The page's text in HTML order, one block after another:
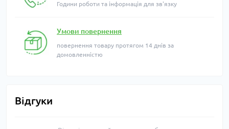
Години роботи та інформація для зв'язку
Умови повернення
повернення товару протягом 14 днів за
домовленністю
Відгуки